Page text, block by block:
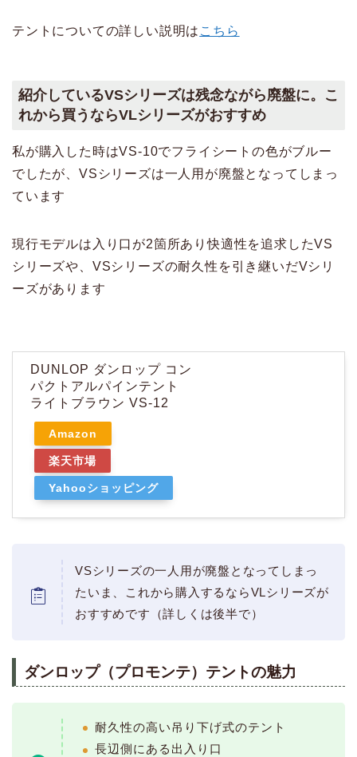
テントについての詳しい説明は こちら
紹介しているVSシリーズは残念ながら廃盤に。こ
れから買うならVLシリーズがおすすめ
私が購入した時はVS-10でフライシートの色がブルー
でしたが、VSシリーズは一人用が廃盤となってしまっ
ています
現行モデルは入り口が2箇所あり快適性を追求したVS
シリーズや、VSシリーズの耐久性を引き継いだVシリ
ーズがあります
DUNLOP ダンロップ コン
パクトアルパインテント
ライトブラウン VS-12
Amazon
楽天市場
Yahooショッピング
VSシリーズの一人用が廃盤となってしまっ
たいま、これから購入するならVLシリーズが
おすすめです（詳しくは後半で）
ダンロップ（プロモンテ）テントの魅力
耐久性の高い吊り下げ式のテント
長辺側にある出入り口